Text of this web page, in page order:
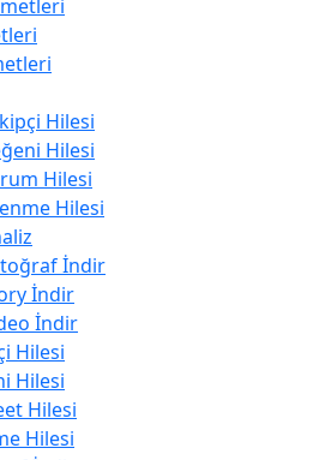
Hilesi
Hilesi
Hilesi
Hilesi
İndir
İndir
İndir
Hilesi
Hilesi
Hilesi
Hilesi